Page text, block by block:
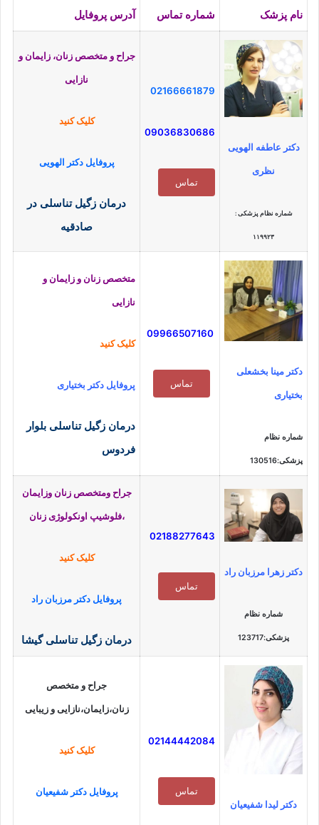
نام پزشک شماره تماس آدرس پروفایل
دکتر عاطفه الهویی
نظری
شماره نظام پزشکی :
۱۱۹۹۲۳
02166661879
09036830686
تماس
جراح و متخصص زنان، زایمان و
نازایی
کلیک کنید
پروفایل دکتر الهویی
درمان زگیل تناسلی در
صادقیه
دکتر مینا بخشعلی
بختیاری
شماره نظام
پزشکی:130516
09966507160
تماس
متخصص زنان و زایمان و
نازایی
کلیک کنید
پروفایل دکتر بختیاری
درمان زگیل تناسلی بلوار
فردوس
دکتر زهرا مرزبان راد
شماره نظام
پزشکی:123717
02188277643
تماس
جراح ومتخصص زنان وزایمان
،فلوشیپ اونکولوژی زنان
کلیک کنید
پروفایل دکتر مرزبان راد
درمان زگیل تناسلی گیشا
دکتر لیدا شفیعیان
02144442084
تماس
جراح و متخصص
زنان،زایمان،نازایی و زیبایی
کلیک کنید
پروفایل دکتر شفیعیان